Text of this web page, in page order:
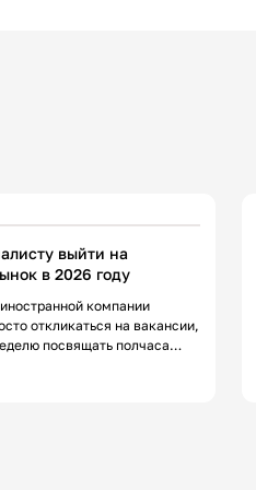
выйти на
в 2026 году
компании
откликаться на вакансии,
посвящать полчаса
на зарубежном рынке,
Юлия, я руководитель HR
С […]